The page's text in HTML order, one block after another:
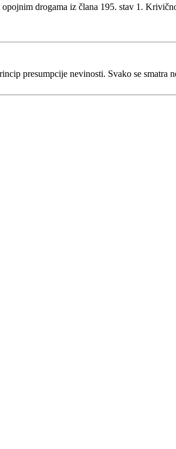
drogama iz člana 195. stav 1.
presumpcije nevinosti. Svako se